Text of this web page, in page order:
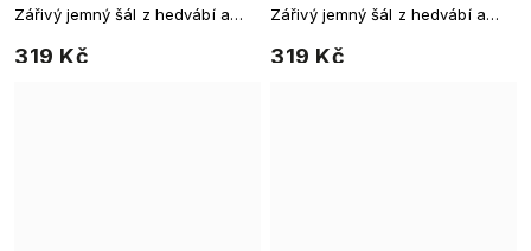
319 Kč
Zářivý jemný šál z hedvábí a
319 Kč
Zářivý jemný šál z hedvábí a